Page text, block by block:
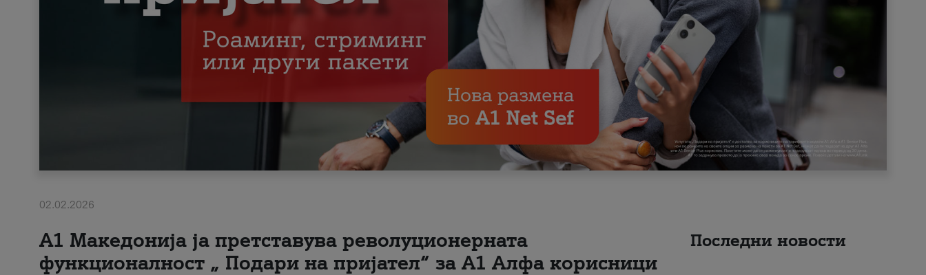
02.02.2026
А1 Македонија ја претставува револуционерната
функционалност „ Подари на пријател“ за А1 Алфа корисници
Последни новости